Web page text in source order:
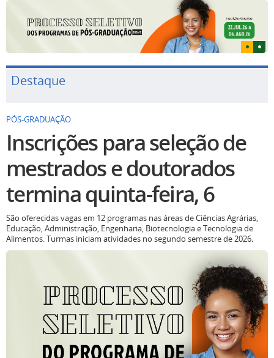
Destaque
PÓS-GRADUAÇÃO
Inscrições para seleção de
mestrados e doutorados
termina quinta-feira, 6
São oferecidas vagas em 12 programas nas áreas de Ciências Agrárias,
Educação, Administração, Engenharia, Biotecnologia e Tecnologia de
Alimentos. Turmas iniciam atividades no segundo semestre de 2026.